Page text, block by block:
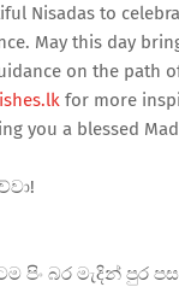
Nisadas to
May this day
on the path
for more
you a blessed
පිං බර මැදින් පුර